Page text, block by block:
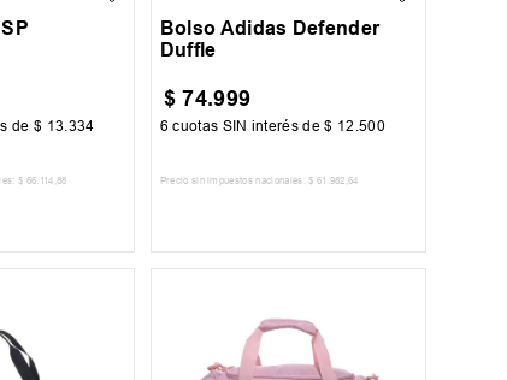
de$ 13.334
$ 66 114 88
Bolso Adidas Defender
Duffle
$ 74.999
6 cuotas SIN interés de$ 12 .500
Precio sin impuestos nacionales: $ 61 982 ,64